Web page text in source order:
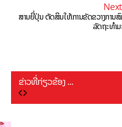
Next
ສານຍີ່ປຸ່ນ ຕັດສິນໃຫ້ການຂັດຂວາງກາ
ລັດຖະທຳ
ຂ່າວທີ່ກ່ຽວຂ້ອງ ...